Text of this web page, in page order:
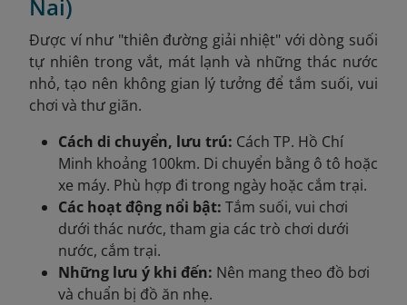
Nai)
Được ví như "thiên đường giải nhiệt" với dòng suối
tự nhiên trong vắt, mát lạnh và những thác nước
nhỏ, tạo nên không gian lý tưởng để tắm suối, vui
chơi và thư giãn.
Cách di chuyển, lưu trú: Cách TP. Hồ Chí
Minh khoảng 100km. Di chuyển bằng ô tô hoặc
xe máy. Phù hợp đi trong ngày hoặc cắm trại.
Các hoạt động nổi bật: Tắm suối, vui chơi
dưới thác nước, tham gia các trò chơi dưới
nước, cắm trại.
Những lưu ý khi đến: Nên mang theo đồ bơi
và chuẩn bị đồ ăn nhẹ.